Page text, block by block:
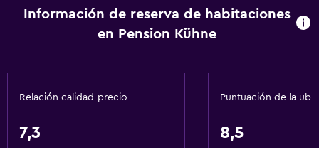
Información de reserva de habitaciones
en Pension Kühne
Relación calidad-precio
7,3
Puntuación de la
8,5